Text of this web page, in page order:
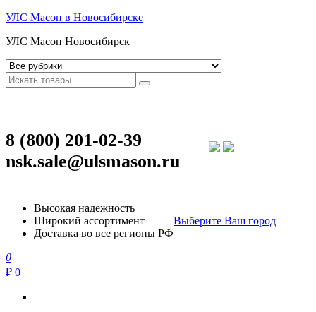
УЛС Масон в Новосибирске
УЛС Масон Новосибирск
8 (800) 201-02-39
nsk.sale@ulsmason.ru
Высокая надежность
Широкий ассортимент
Доставка во все регионы РФ
Выберите Ваш город
0
₽ 0